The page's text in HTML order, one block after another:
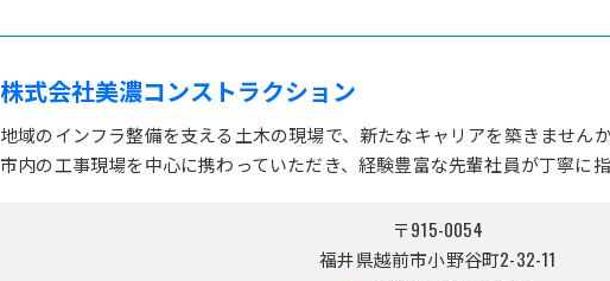
株式会社美濃コンストラクション
地域のインフラ整備を支える土木の現場で、新たなキャリアを築きませ
市内の工事現場を中心に携わっていただき、経験豊富な先輩社員が丁寧に指
〒915-0054
福井県越前市小野谷町2-32-11